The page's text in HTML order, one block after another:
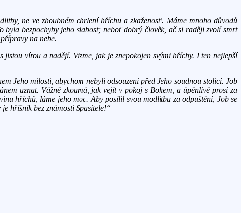
ne ve zhoubném chrlení hříchu a zkaženosti. Máme mnoho důvodů
bezpochyby jeho slabost; neboť dobrý člověk, ač si raději zvolí smrt
na nebe.
vírou a nadějí. Vizme, jak je znepokojen svými hříchy. I ten nejlepší
Jeho milosti, abychom nebyli odsouzeni před Jeho soudnou stolicí. Job
uznat. Vážně zkoumá, jak vejít v pokoj s Bohem, a úpěnlivě prosí za
hříchů, láme jeho moc. Aby posílil svou modlitbu za odpuštění, Job se
hříšník bez známosti Spasitele!“